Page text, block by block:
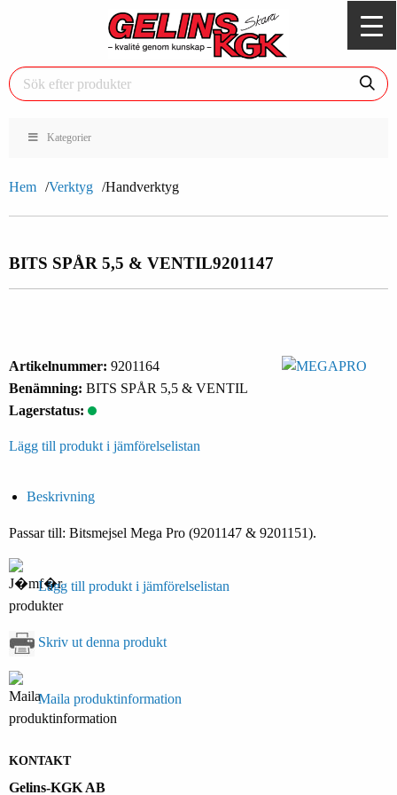
Kategorier
Hem Verktyg Handverktyg
BITS SPÅR 5,5 & VENTIL9201147
Artikelnummer: 9201164
Benämning: BITS SPÅR 5,5 & VENTIL
Lagerstatus:
Lägg till produkt i jämförelselistan
Beskrivning
Passar till: Bitsmejsel Mega Pro (9201147 & 9201151).
Lägg till produkt i jämförelselistan
Skriv ut denna produkt
Maila produktinformation
KONTAKT
Gelins-KGK AB